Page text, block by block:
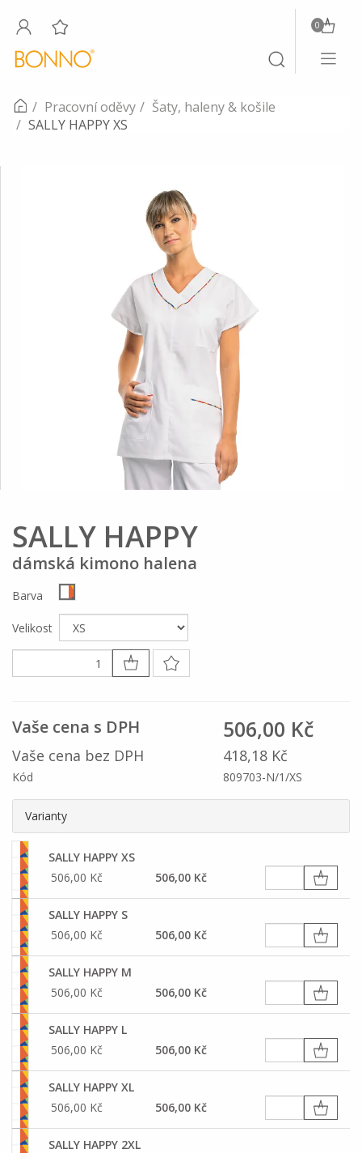
Toggle
search
0
Toggle
Pracovní oděvy
Šaty, haleny & košile
SALLY HAPPY XS
SALLY HAPPY
dámská kimono halena
Barva
Velikost
Vaše cena s DPH 506,00 Kč
Vaše cena bez DPH 418,18 Kč
Kód 809703-N/1/XS
Varianty
SALLY HAPPY XS
506,00 Kč
506,00 Kč
SALLY HAPPY S
506,00 Kč
506,00 Kč
SALLY HAPPY M
506,00 Kč
506,00 Kč
SALLY HAPPY L
506,00 Kč
506,00 Kč
SALLY HAPPY XL
506,00 Kč
506,00 Kč
SALLY HAPPY 2XL